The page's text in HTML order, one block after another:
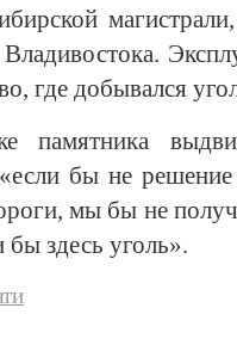
где добывался
памятника
бы не
мы бы не
бы здесь уголь».